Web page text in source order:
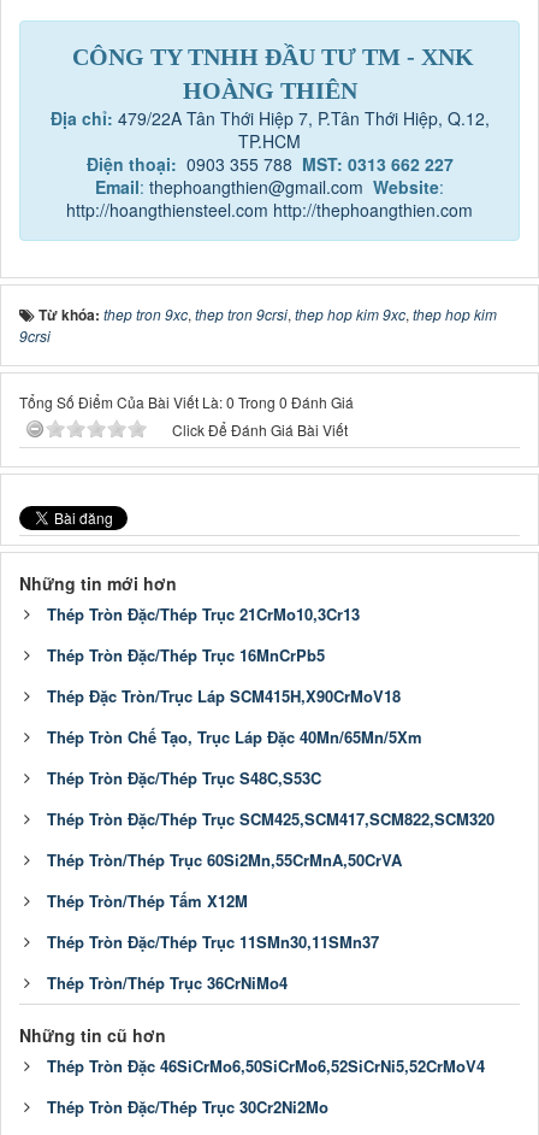
CÔNG TY TNHH ĐẦU TƯ TM - XNK
HOÀNG THIÊN
Địa chỉ: 479/22A Tân Thới Hiệp 7, P.Tân Thới Hiệp, Q.12,
TP.HCM
Điện thoại: 0903 355 788 MST: 0313 662 227
Email: thephoangthien@gmail.com Website:
http://hoangthiensteel.com http://thephoangthien.com
Từ khóa: thep tron 9xc, thep tron 9crsi, thep hop kim 9xc, thep hop kim
9crsi
Tổng Số Điểm Của Bài Viết Là: 0 Trong 0 Đánh Giá
Click Để Đánh Giá Bài Viết
Những tin mới hơn
Thép Tròn Đặc/Thép Trục 21CrMo10,3Cr13
Thép Tròn Đặc/Thép Trục 16MnCrPb5
Thép Đặc Tròn/Trục Láp SCM415H,X90CrMoV18
Thép Tròn Chế Tạo, Trục Láp Đặc 40Mn/65Mn/5Xm
Thép Tròn Đặc/Thép Trục S48C,S53C
Thép Tròn Đặc/Thép Trục SCM425,SCM417,SCM822,SCM320
Thép Tròn/Thép Trục 60Si2Mn,55CrMnA,50CrVA
Thép Tròn/Thép Tấm X12M
Thép Tròn Đặc/Thép Trục 11SMn30,11SMn37
Thép Tròn/Thép Trục 36CrNiMo4
Những tin cũ hơn
Thép Tròn Đặc 46SiCrMo6,50SiCrMo6,52SiCrNi5,52CrMoV4
Thép Tròn Đặc/Thép Trục 30Cr2Ni2Mo